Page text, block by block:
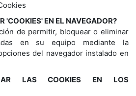
'COOKIES' EN EL NAVEGADOR?
de permitir, bloquear o eliminar
en su equipo mediante la
del navegador instalado en
LAS COOKIES EN LOS